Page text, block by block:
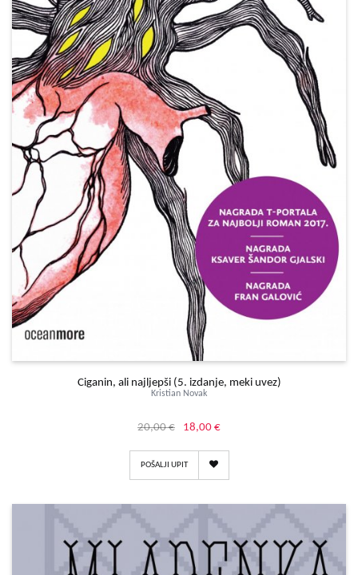
Ciganin, ali najljepši (5. izdanje, meki uvez)
Kristian Novak
20,00 € 18,00 €
POŠALJI UPIT